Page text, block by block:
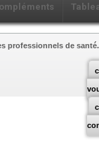
professionnels de santé.